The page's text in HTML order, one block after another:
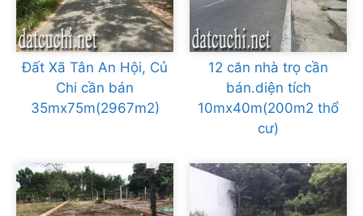
Đất Xã Tân An Hội, Củ
Chi cần bán
35mx75m(2967m2)
12 căn nhà trọ cần
bán.diện tích
10mx40m(200m2 thổ
cư)